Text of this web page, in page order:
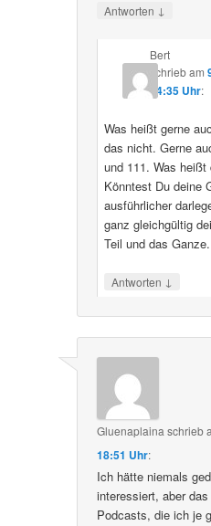
Antworten ↓
Bert
schriebam
04:35 Uhr:
Was heißt gerne
das nicht. Gerne
und 111. Was
Könntest Du deine
ausführlicher
ganz gleichgültig
Teil und das Ganze.
Antworten ↓
Gluenaplaina schrieb
18:51 Uhr:
Ich hätte niemals
interessiert, aber
Podcasts, die ich je